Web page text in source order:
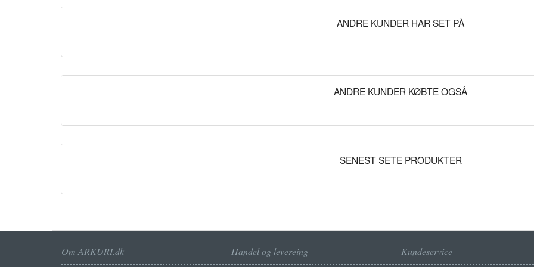
ANDRE KUNDER HAR SET PÅ
ANDRE KUNDER KØBTE OGSÅ
SENEST SETE PRODUKTER
Om ARKURI.dk Handel og levereing Kundeservice